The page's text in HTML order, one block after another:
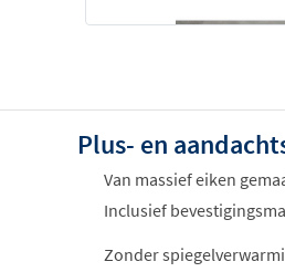
Plus- en
Van massief eiken
Inclusief
Zonder